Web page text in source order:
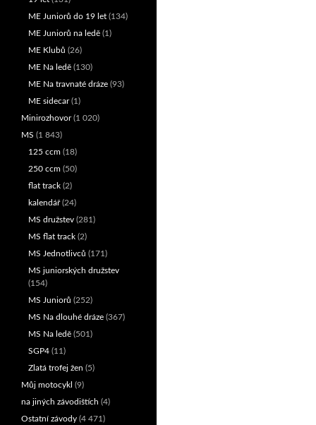
ME Juniorů do 19 let (134)
ME Juniorů na ledě (1)
ME Klubů (26)
ME Na ledě (130)
ME Na travnaté dráze (93)
ME sidecar(1)
Minirozhovor(1 020)
MS (1 843)
125 ccm (18)
250 ccm (50)
flat track (2)
kalendář(24)
MS družstev (281)
MS flat track (2)
MS Jednotlivců (171)
MS juniorských družstev
(154)
MS Juniorů (252)
MS Na dlouhé dráze (367)
MS Na ledě (501)
SGP4 (11)
Zlatá trofej žen (5)
Můj motocykl (9)
na jiných závodištích (4)
Ostatní závody (4 471)